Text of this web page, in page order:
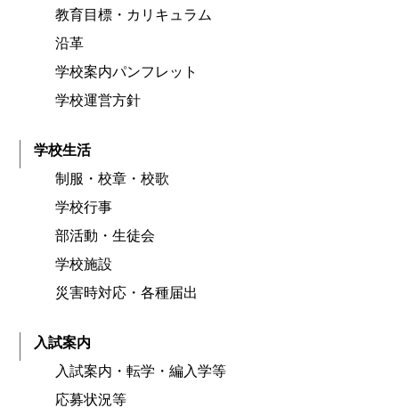
教育目標・カリキュラム
沿革
学校案内パンフレット
学校運営方針
学校生活
制服・校章・校歌
学校行事
部活動・生徒会
学校施設
災害時対応・各種届出
入試案内
入試案内・転学・編入学等
応募状況等